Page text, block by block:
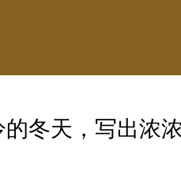
冬天，写出浓